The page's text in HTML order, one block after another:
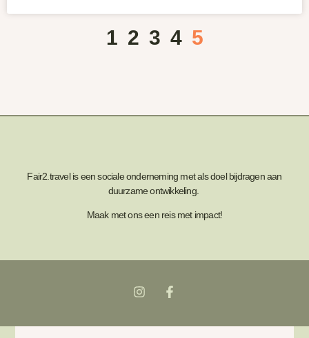
1 2 3 4 5
Fair2.travel is een sociale onderneming met als doel bijdragen aan
duurzame ontwikkeling.
Maak met ons een reis met impact!